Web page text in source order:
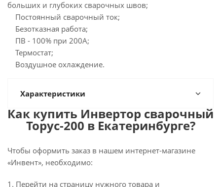
больших и глубоких сварочных швов;
Постоянный сварочный ток;
Безотказная работа;
ПВ - 100% при 200А;
Термостат;
Воздушное охлаждение.
Характеристики
Как купить Инвертор сварочный
Торус-200 в Екатеринбурге?
Чтобы оформить заказ в нашем интернет-магазине
«Инвент», необходимо:
1. Перейти на страницу нужного товара и